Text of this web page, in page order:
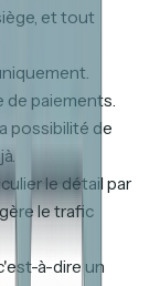
et tout
de paiements.
possibilité de
le détail par
le trafic
à-dire un